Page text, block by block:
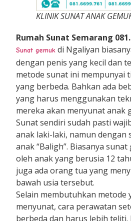
KLINIK SUNAT ANAK
Rumah Sunat Semarang
Sunatgemuk di Ngaliyan
dengan penis yang kecil dan
metode sunat ini mempunyai
yang berbeda. Bahkan ada
yang harus menggunakan
mereka akan menyunat anak
Sunat sendiri sudah pasti
anak laki-laki, namun dengan
anak “Baligh”. Biasanya
oleh anak yang berusia 12
juga ada orang tua yang
bawah usia tersebut.
Selain membutuhkan metode
menyunat, cara perawatan
berbeda dan harus lebih